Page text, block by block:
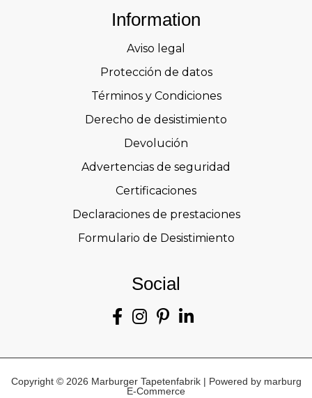
Information
Aviso legal
Protección de datos
Términos y Condiciones
Derecho de desistimiento
Devolución
Advertencias de seguridad
Certificaciones
Declaraciones de prestaciones
Formulario de Desistimiento
Social
Copyright © 2026 Marburger Tapetenfabrik | Powered by marburg
E-Commerce